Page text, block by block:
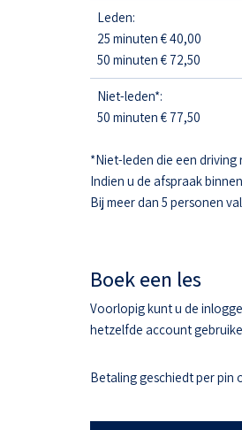
Leden:
25 minuten € 40,00
50 minuten € 72,50
Niet-leden*:
50 minuten € 77,50
*Niet-leden die een
Indien u de afspraak
Bij meer dan 5 personen
Boek een les
Voorlopig kunt u de
hetzelfde account
Betaling geschiedt per pin